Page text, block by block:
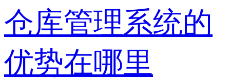
仓库管理系统的
优势在哪里